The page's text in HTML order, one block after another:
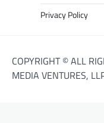
Privacy Policy
COPYRIGHT © ALL
MEDIA VENTURES,